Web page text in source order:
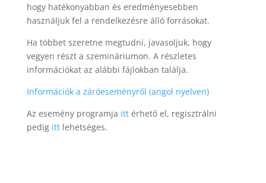
hogy hatékonyabban és eredményesebben
használjuk fel a rendelkezésre álló forrásokat.
Ha többet szeretne megtudni, javasoljuk, hogy
vegyen részt a szemináriumon. A részletes
információkat az alábbi fájlokban találja.
Információk a záróeseményről (angol nyelven)
Az esemény programja ittérhető el, regisztrálni
pedig ittlehetséges.